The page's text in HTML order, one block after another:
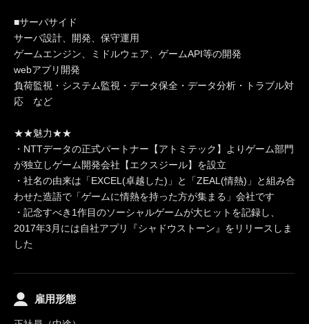
■サーバサイド
サーバ設計、開発、保守運用
ゲームエンジン、ミドルウェア、ゲームAPI等の開発
webアプリ開発
負荷監視・システム監視・データ保全・データ分析・トラブル対
応 など
★★魅力★★
・NTTデータの正式パートナー【アトミテック】よりゲーム部門
が独立しゲーム開発会社【エクスジール】を設立
・社名の由来は「EXCEL(卓越した)」と「ZEAL(情熱)」と組み合
わせた造語で「ゲームに情熱を持った方が集まる」会社です
・記念すべき1作目のソーシャルゲームが大ヒットを記録し、
2017年3月には自社アプリ『シャドウストーン』をリリースしま
した
雇用形態